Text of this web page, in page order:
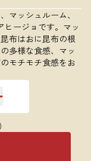
マッシュルーム、
ヒージョです。マッ
布はおに昆布の根
多様な食感、マッ
モチモチ食感をお